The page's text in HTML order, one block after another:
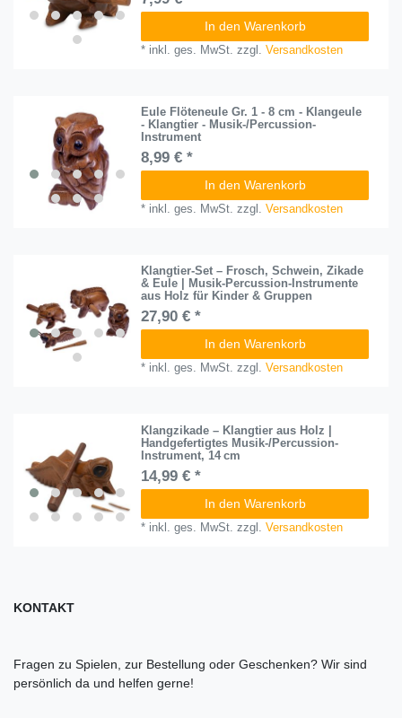
In den Warenkorb
* inkl. ges. MwSt. zzgl.Versandkosten
Eule Flöteneule Gr. 1 - 8 cm - Klangeule
- Klangtier - Musik-/Percussion-
Instrument
8,99 € *
In den Warenkorb
* inkl. ges. MwSt. zzgl.Versandkosten
Klangtier-Set – Frosch, Schwein, Zikade
& Eule | Musik-Percussion-Instrumente
aus Holz für Kinder & Gruppen
27,90 € *
In den Warenkorb
* inkl. ges. MwSt. zzgl.Versandkosten
Klangzikade – Klangtier aus Holz |
Handgefertigtes Musik-/Percussion-
Instrument, 14 cm
14,99 € *
In den Warenkorb
* inkl. ges. MwSt. zzgl.Versandkosten
KONTAKT
Fragen zu Spielen, zur Bestellung oder Geschenken? Wir sind
persönlich da und helfen gerne!